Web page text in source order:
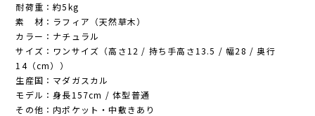
耐荷重：約5kg
素 材：ラフィア（天然草木）
カラー：ナチュラル
サイズ：ワンサイズ（高さ12 / 持ち手高さ13.5 / 幅28 / 奥行
14（cm））
生産国：マダガスカル
モデル：身長157cm / 体型普通
その他：内ポケット・中敷きあり